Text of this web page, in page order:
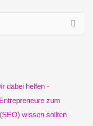
dabei helfen -
zum
wissen sollten